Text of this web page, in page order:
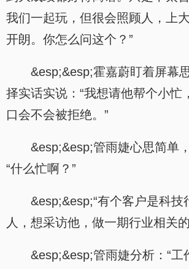
我们一起玩，但很会照顾人，上
开朗。你怎么问这个？”
&esp;&esp;霍嘉蔚盯着屏幕
择实话实说：“我想请他帮个小忙
口会不会被拒绝。”
&esp;&esp;管雨婕心思简单
“什么忙啊？”
&esp;&esp;“有个客户是科技
人，想采访他，做一期行业相关
&esp;&esp;管雨婕分析：“工